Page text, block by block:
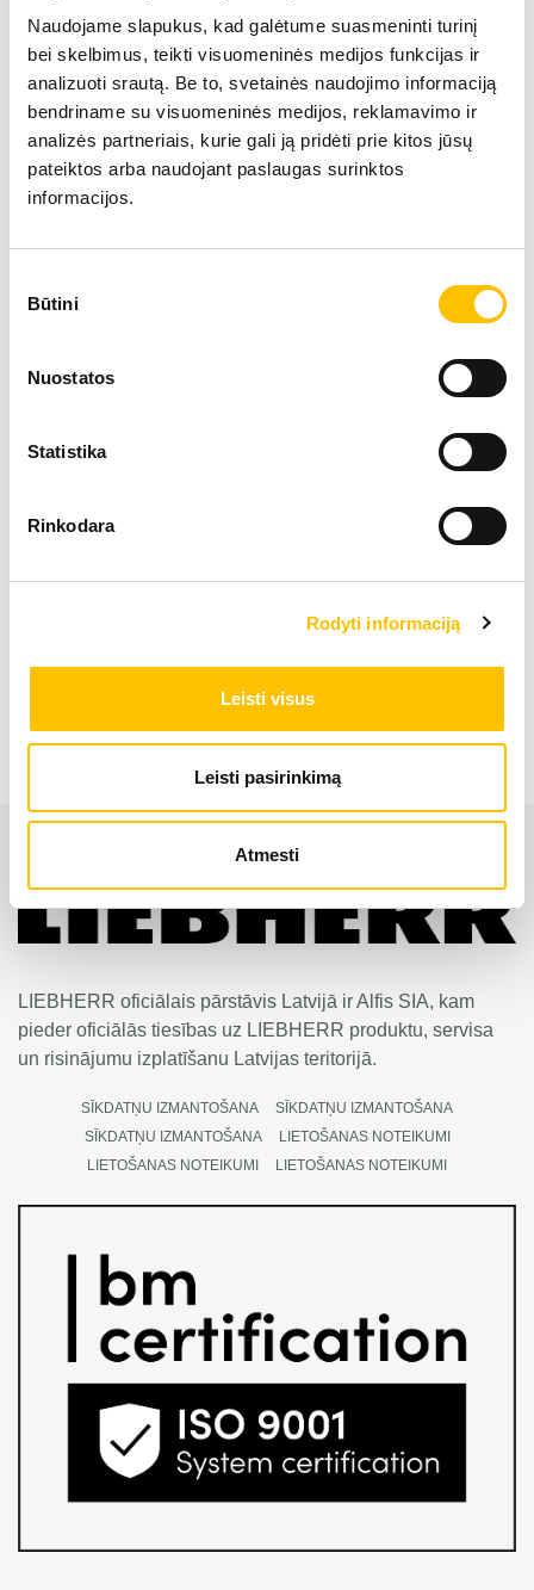
Naudojame slapukus, kad galėtume suasmeninti turinį
bei skelbimus, teikti visuomeninės medijos funkcijas ir
analizuoti srautą. Be to, svetainės naudojimo informaciją
bendriname su visuomeninės medijos, reklamavimo ir
analizės partneriais, kurie gali ją pridėti prie kitos jūsų
pateiktos arba naudojant paslaugas surinktos
informacijos.
pasirinkimas
Būtini
Nuostatos
Statistika
Rinkodara
Rodyti informaciją
Leisti visus
Leisti pasirinkimą
Atmesti
Tehniskie dati
Max. celtspēja 400 t
60 m
130
LIEBHERR oficiālais pārstāvis Latvijā ir Alfis SIA, kam
pieder oficiālās tiesības uz LIEBHERR produktu, servisa
un risinājumu izplatīšanu Latvijas teritorijā.
SĪKDATŅU IZMANTOŠANA
SĪKDATŅU IZMANTOŠANA
SĪKDATŅU IZMANTOŠANA
LIETOŠANAS NOTEIKUMI
LIETOŠANAS NOTEIKUMI
LIETOŠANAS NOTEIKUMI